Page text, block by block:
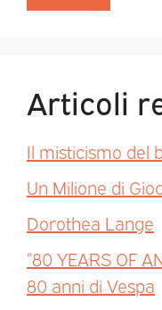
Articoli
Il misticismo del
Un Milione di
Dorothea Lange
“80 YEARS OF
80 anni di Vespa